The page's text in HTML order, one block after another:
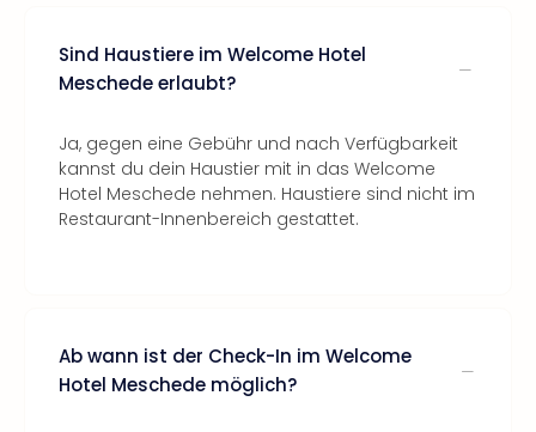
Sind Haustiere im Welcome Hotel
Meschede erlaubt?
Ja, gegen eine Gebühr und nach Verfügbarkeit
kannst du dein Haustier mit in das Welcome
Hotel Meschede nehmen. Haustiere sind nicht im
Restaurant-Innenbereich gestattet.
Ab wann ist der Check-In im Welcome
Hotel Meschede möglich?